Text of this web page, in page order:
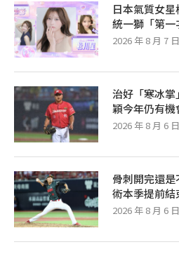
日本氣質女
統一獅「第
2026 年 8 月 7 日
治好「寒冰
穎今年仍有機
2026 年 8 月 6 日
骨刺開完還
術本季提前結
2026 年 8 月 6 日